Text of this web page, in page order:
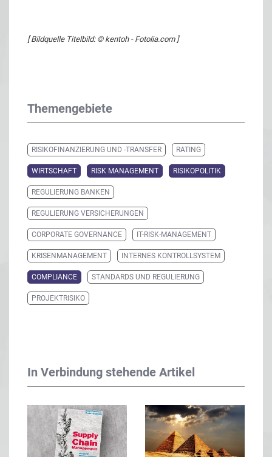
[ Bildquelle Titelbild: © kentoh - Fotolia.com ]
Themengebiete
RISIKOFINANZIERUNG UND -TRANSFER RATING
WIRTSCHAFT RISK MANAGEMENT RISIKOPOLITIK
REGULIERUNG BANKEN
REGULIERUNG VERSICHERUNGEN
CORPORATE GOVERNANCE IT-RISK-MANAGEMENT
KRISENMANAGEMENT INTERNES KONTROLLSYSTEM
COMPLIANCE STANDARDS UND REGULIERUNG
PROJEKTRISIKO
In Verbindung stehende Artikel